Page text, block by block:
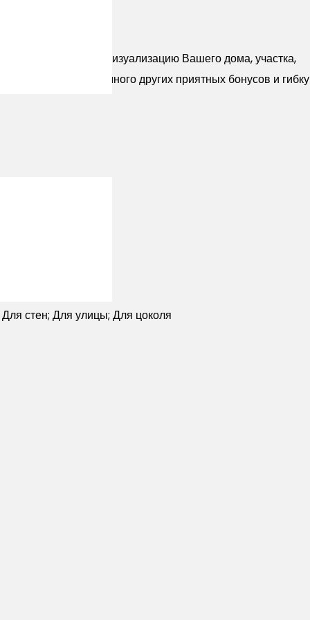
Проект или 3D Визуализацию Вашего дома, участка,
предоставляем много других приятных бонусов и
стен; Для улицы; Для цоколя